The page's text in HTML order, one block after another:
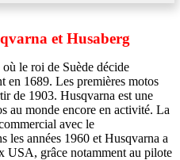
et Husaberg
le roi de Suède décide
en 1689. Les premières motos
de 1903. Husqvarna est une
au monde encore en activité. La
avec le
les années 1960 et Husqvarna a
USA, grâce notamment au pilote